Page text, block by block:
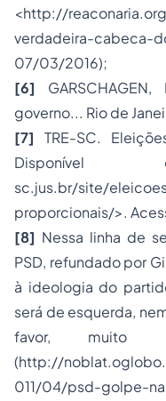
<http://
verdadeira-cabeca-
07/03/2016);
[6] GARSCHAGEN,
governo... Rio de
[7] TRE-SC.
sc.jus.br/site/
proporcionais/>.
[8] Nessa linha de
PSD, refundado por
à ideologia do
será de esquerda,
favor, muito
(http://
011/04/psd-golpe-